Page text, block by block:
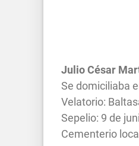
Julio César
Se domiciliaba
Velatorio:
Sepelio: 9 de
Cementerio